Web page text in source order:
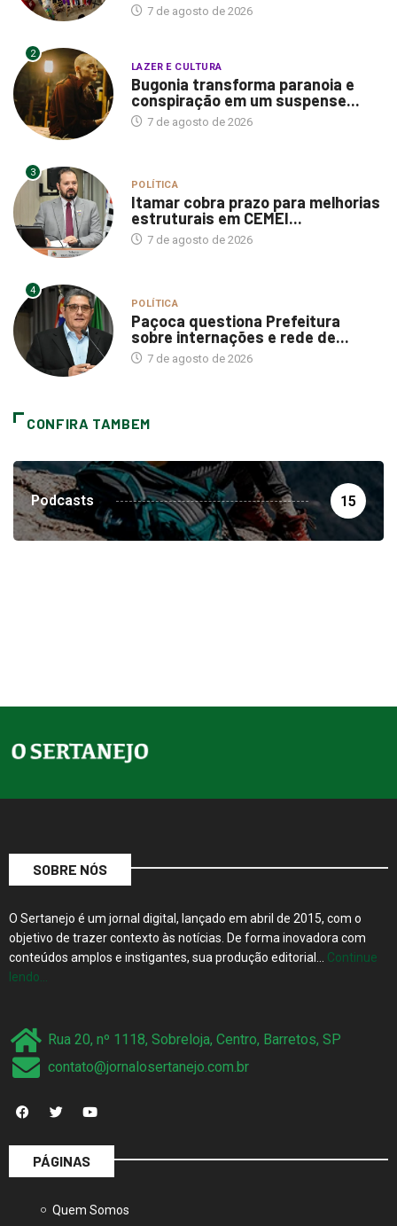
7 de agosto de 2026
2
LAZER E CULTURA
Bugonia transforma paranoia e
conspiração em um suspense...
7 de agosto de 2026
3
POLÍTICA
Itamar cobra prazo para melhorias
estruturais em CEMEI...
7 de agosto de 2026
4
POLÍTICA
Paçoca questiona Prefeitura
sobre internações e rede de...
7 de agosto de 2026
CONFIRA TAMBEM
Podcasts 15
SOBRE NÓS
O Sertanejo é um jornal digital, lançado em abril de 2015, com o
objetivo de trazer contexto às notícias. De forma inovadora com
conteúdos amplos e instigantes, sua produção editorial… Continue
lendo…
Rua 20, nº 1118, Sobreloja, Centro, Barretos, SP
contato@jornalosertanejo.com.br
PÁGINAS
Quem Somos